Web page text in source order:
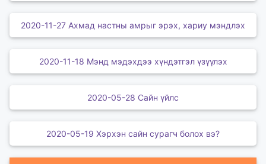
2020-11-27 Ахмад настны амрыг эрэх, хариу мэндлэх
2020-11-18 Мэнд мэдэхдээ хүндэтгэл үзүүлэх
2020-05-28 Сайн үйлс
2020-05-19 Хэрхэн сайн сурагч болох вэ?